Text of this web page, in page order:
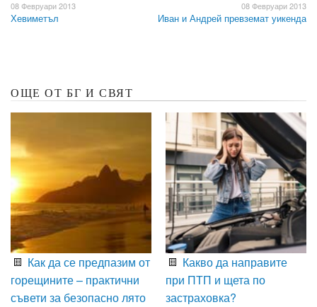
08 Февруари 2013
Хевиметъл
08 Февруари 2013
Иван и Андрей превземат уикенда
ОЩЕ ОТ БГ И СВЯТ
Как да се предпазим от
горещините – практични
съвети за безопасно лято
Какво да направите
при ПТП и щета по
застраховка?